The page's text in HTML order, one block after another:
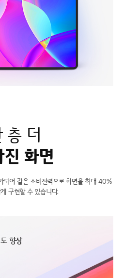
향상
층 더
진 화면
되어 같은소비전력으로 화면을 최대 40%
구현할 수 있습니다.